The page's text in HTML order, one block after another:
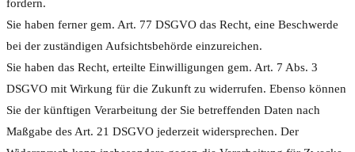
fordern.
Sie haben ferner gem. Art. 77 DSGVO das Recht, eine Beschwerde
bei der zuständigen Aufsichtsbehörde einzureichen.
Sie haben das Recht, erteilte Einwilligungen gem. Art. 7 Abs. 3
DSGVO mit Wirkung für die Zukunft zu widerrufen. Ebenso können
Sie der künftigen Verarbeitung der Sie betreffenden Daten nach
Maßgabe des Art. 21 DSGVO jederzeit widersprechen. Der